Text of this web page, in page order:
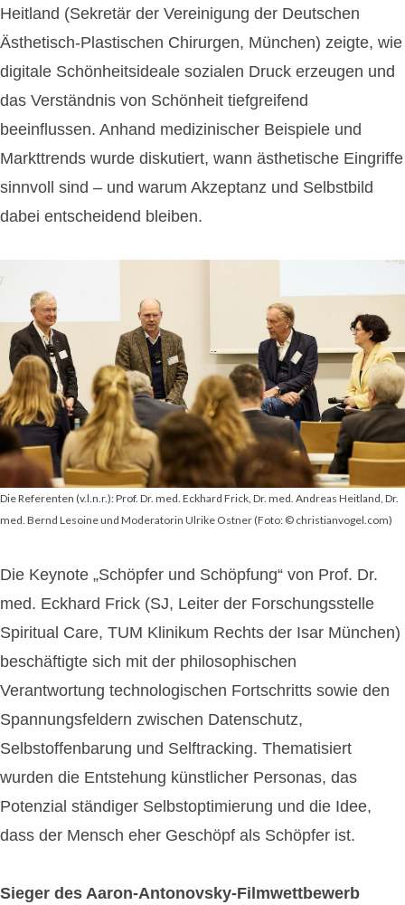
Heitland (Sekretär der Vereinigung der Deutschen
Ästhetisch-Plastischen Chirurgen, München) zeigte, wie
digitale Schönheitsideale sozialen Druck erzeugen und
das Verständnis von Schönheit tiefgreifend
beeinflussen. Anhand medizinischer Beispiele und
Markttrends wurde diskutiert, wann ästhetische Eingriffe
sinnvoll sind – und warum Akzeptanz und Selbstbild
dabei entscheidend bleiben.
Die Referenten (v.l.n.r.): Prof. Dr. med. Eckhard Frick, Dr. med. Andreas Heitland, Dr.
med. Bernd Lesoine und Moderatorin Ulrike Ostner (Foto: © christianvogel.com)
Die Keynote „Schöpfer und Schöpfung“ von Prof. Dr.
med. Eckhard Frick (SJ, Leiter der Forschungsstelle
Spiritual Care, TUM Klinikum Rechts der Isar München)
beschäftigte sich mit der philosophischen
Verantwortung technologischen Fortschritts sowie den
Spannungsfeldern zwischen Datenschutz,
Selbstoffenbarung und Selftracking. Thematisiert
wurden die Entstehung künstlicher Personas, das
Potenzial ständiger Selbstoptimierung und die Idee,
dass der Mensch eher Geschöpf als Schöpfer ist.
Sieger des Aaron-Antonovsky-Filmwettbewerb